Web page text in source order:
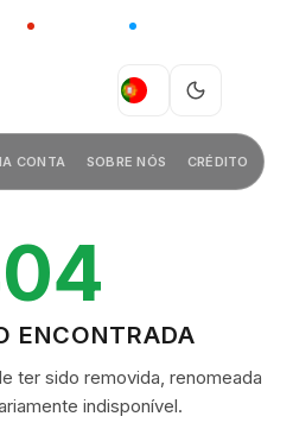
CHINA
PT
CONTA SOBRE NÓS CRÉDITO
ENCONTRADA
ter sido removida, renomeada
indisponível.